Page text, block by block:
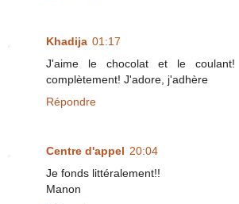
Khadija 01:17
J'aime le chocolat et le
complètement! J'adore, j'adhère
Répondre
Centre d'appel 20:04
Je fonds littéralement!!
Manon